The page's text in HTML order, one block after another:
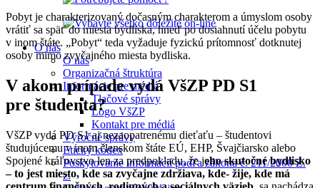
O nás
O nás
Organizačná štruktúra
Informácie pre médiá
Tlačové správy
Logo VšZP
Kontakt pre médiá
Výročné správy
Etický kódex
Poskytovanie informácií podľa zákona č. 211/2000 Z.
z.
Pobyt je charakterizovaný dočasným charakterom a úmyslom osoby
vrátiť sa späť do miesta bydliska, hneď po dosiahnutí účelu pobytu
v inom štáte. „Pobyt“ teda vyžaduje fyzickú prítomnosť dotknutej
osoby mimo zvyčajného miesta bydliska.
V akom prípade vydá VšZP PD S1
pre študenta?
VšZP vydá PD S1 aj nezaopatrenému dieťaťu – študentovi
študujúcemu v inom členskom štáte EÚ, EHP, Švajčiarsko alebo
Spojené kráľovstvo len za predpokladu, že jeho skutočné bydlisko
– to jest miesto, kde sa zvyčajne zdržiava, kde- žije, kde má